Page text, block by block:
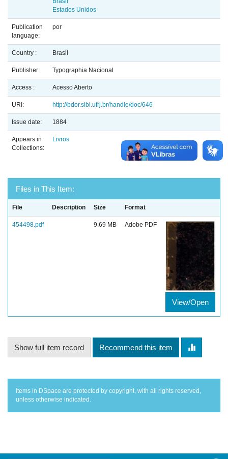
Estados Unidos
Publication
language:
por
Country : Brasil
Publisher: Typographia Nacional
Access : Acesso Aberto
URI: http://bdor.sibi.ufrj.br/handle/doc/646
Issue date: 1884
Appears in
Collections:
Livros
Files in This Item:
File Description Size Format
454498.pdf 9.69 MB Adobe PDF
View/Open
Show full item record Recommend this item
Items in DSpace are protected by copyright, with all rights reserved,
unless otherwise indicated.